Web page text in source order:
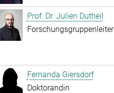
Prof. Dr. Julien Dutheil
Forschungsgruppenleiter
Fernanda Giersdorf
Doktorandin